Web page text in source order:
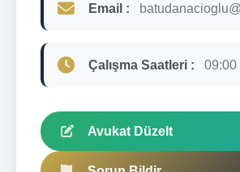
Email :
Çalışma Saatleri : 09:00
Avukat Düzelt